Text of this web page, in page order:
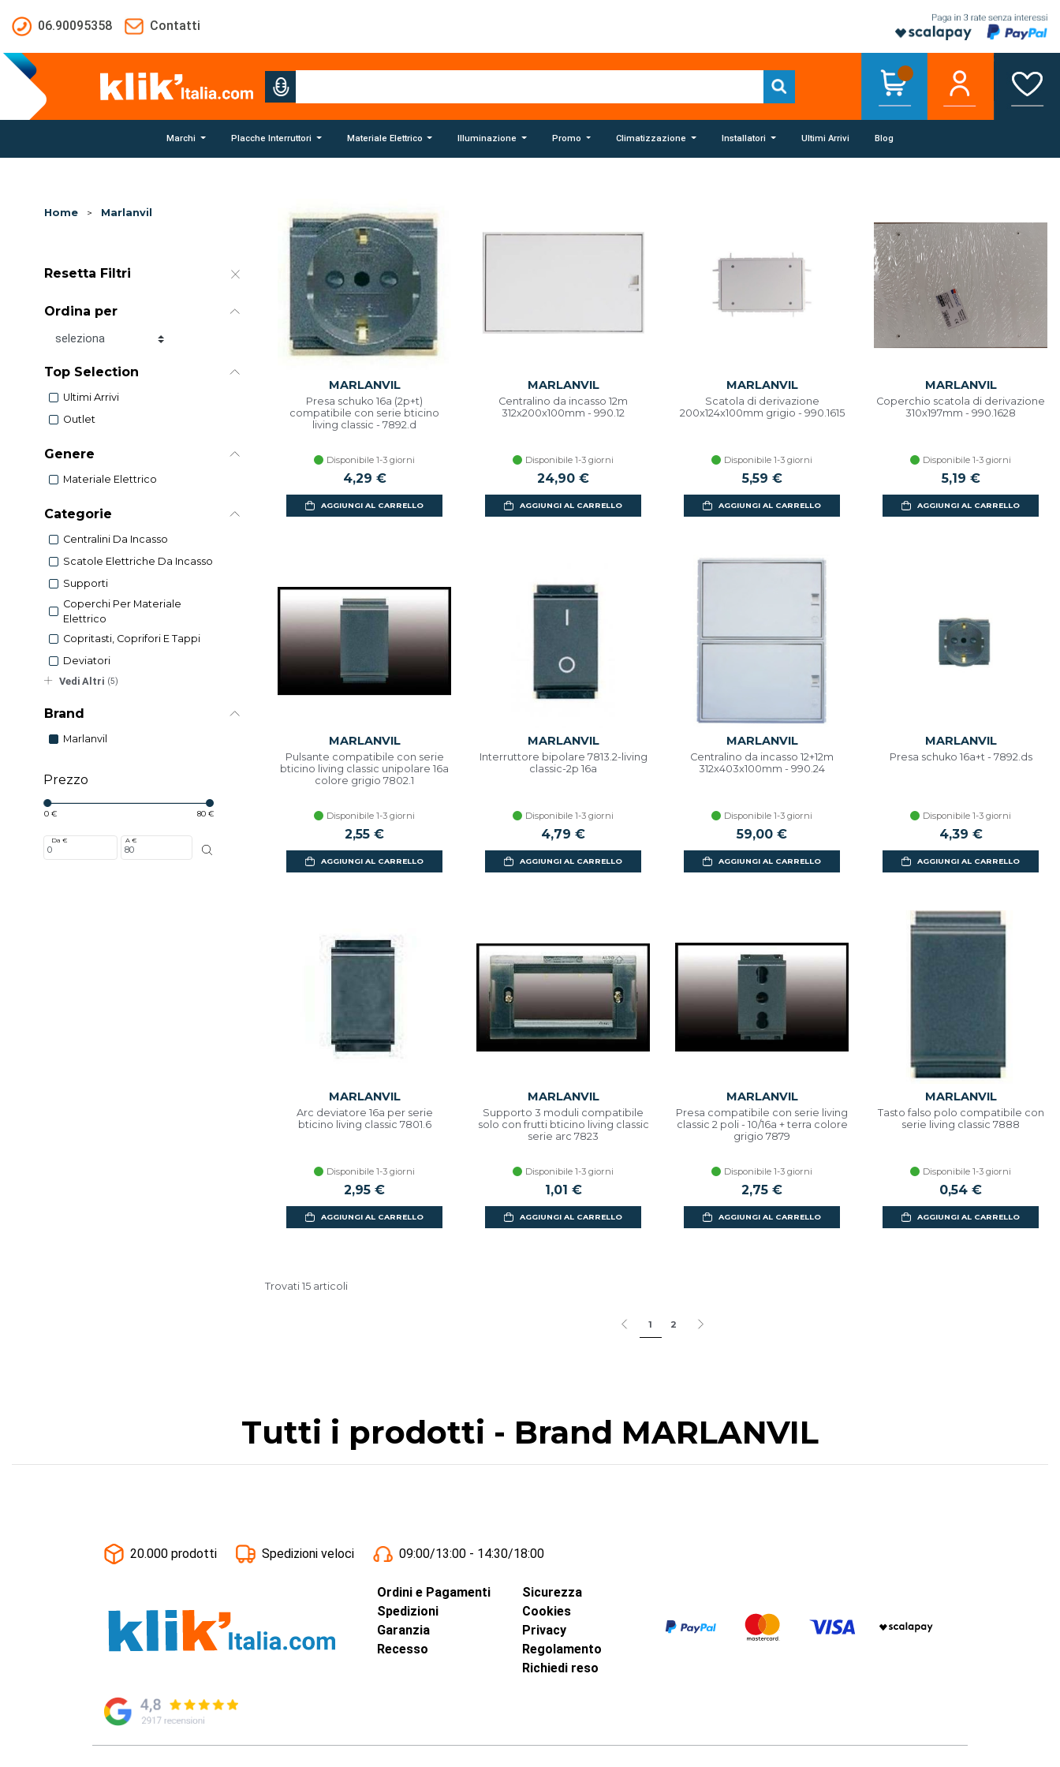
06.90095358
Contatti
Marchi Placche Interruttori Materiale Elettrico Illuminazione Promo Climatizzazione Installatori Ultimi Arrivi Blog
Home > Marlanvil
Resetta Filtri
Ordina per
Ordina per
Top Selection
Ultimi Arrivi
Outlet
Genere
Materiale Elettrico
Categorie
Centralini Da Incasso
Scatole Elettriche Da Incasso
Supporti
Coperchi Per Materiale
Elettrico
Copritasti, Coprifori E Tappi
Deviatori
Vedi Altri (5)
Brand
Marlanvil
Prezzo
0 € 80 €
Da € A €
MARLANVIL
Presa schuko 16a (2p+t)
compatibile con serie bticino
living classic - 7892.d
Disponibile 1-3 giorni
4,29 €
AGGIUNGI AL CARRELLO
MARLANVIL
Centralino da incasso 12m
312x200x100mm - 990.12
Disponibile 1-3 giorni
24,90 €
AGGIUNGI AL CARRELLO
MARLANVIL
Scatola di derivazione
200x124x100mm grigio - 990.1615
Disponibile 1-3 giorni
5,59 €
AGGIUNGI AL CARRELLO
MARLANVIL
Coperchio scatola di derivazione
310x197mm - 990.1628
Disponibile 1-3 giorni
5,19 €
AGGIUNGI AL CARRELLO
MARLANVIL
Pulsante compatibile con serie
bticino living classic unipolare 16a
colore grigio 7802.1
Disponibile 1-3 giorni
2,55 €
AGGIUNGI AL CARRELLO
MARLANVIL
Interruttore bipolare 7813.2-living
classic-2p 16a
Disponibile 1-3 giorni
4,79 €
AGGIUNGI AL CARRELLO
MARLANVIL
Centralino da incasso 12+12m
312x403x100mm - 990.24
Disponibile 1-3 giorni
59,00 €
AGGIUNGI AL CARRELLO
MARLANVIL
Presa schuko 16a+t - 7892.ds
Disponibile 1-3 giorni
4,39 €
AGGIUNGI AL CARRELLO
MARLANVIL
Arc deviatore 16a per serie
bticino living classic 7801.6
Disponibile 1-3 giorni
2,95 €
AGGIUNGI AL CARRELLO
MARLANVIL
Supporto 3 moduli compatibile
solo con frutti bticino living classic
serie arc 7823
Disponibile 1-3 giorni
1,01 €
AGGIUNGI AL CARRELLO
MARLANVIL
Presa compatibile con serie living
classic 2 poli - 10/16a + terra colore
grigio 7879
Disponibile 1-3 giorni
2,75 €
AGGIUNGI AL CARRELLO
MARLANVIL
Tasto falso polo compatibile con
serie living classic 7888
Disponibile 1-3 giorni
0,54 €
AGGIUNGI AL CARRELLO
Trovati 15 articoli
1 2
Tutti i prodotti - Brand MARLANVIL
20.000 prodotti Spedizioni veloci 09:00/13:00 - 14:30/18:00
Ordini e Pagamenti
Spedizioni
Garanzia
Recesso
Sicurezza
Cookies
Privacy
Regolamento
Richiedi reso